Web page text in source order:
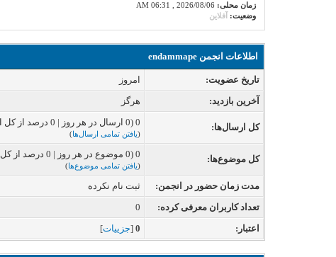
زمان محلی:2026/08/06 , 06:31 AM
وضعیت: آفلاین
اطلاعات انجمن endammape
تاریخ عضویت:
امروز
آخرین بازدید:
هرگز
کل ارسال‌ها: 0 (0 ارسال در هر روز | 0 درصد از کل ارسال‌ها)
(یافتن تمامی ارسال‌ها)
کل موضوع‌ها: 0 (0 موضوع در هر روز | 0 درصد از کل موضوع‌ها)
(یافتن تمامی موضوع‌ها)
مدت زمان حضور در انجمن:
ثبت نام نکرده
تعداد کاربران معرفی کرده:
0
اعتبار:
0
[جزییات]